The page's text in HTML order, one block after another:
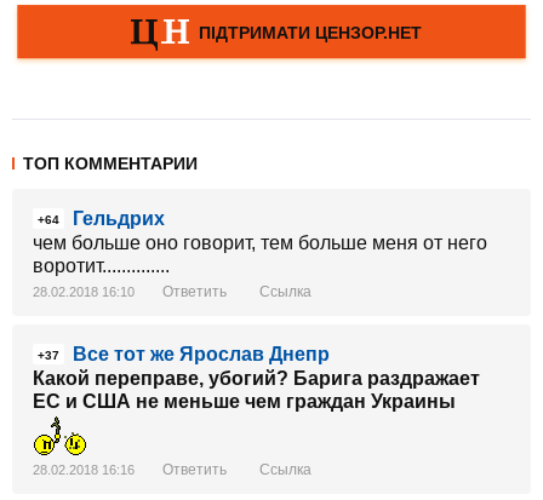
ТОП КОММЕНТАРИИ
+64
Гельдрих
чем больше оно говорит, тем больше меня от него
воротит..............
28.02.2018 16:10 Ответить Ссылка
+37
Все тот же Ярослав Днепр
Какой переправе, убогий? Барига раздражает
ЕС и США не меньше чем граждан Украины
28.02.2018 16:16 Ответить Ссылка